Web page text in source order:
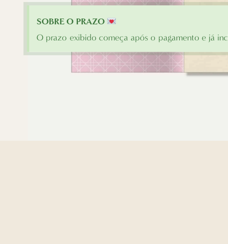
SOBRE O PRAZO
O prazo exibido começa após o pagamento e já